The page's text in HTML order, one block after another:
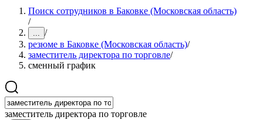
Поиск сотрудников в Баковке (Московская область)
/
... /
резюме в Баковке (Московская область)/
заместитель директора по торговле/
сменный график
заместитель директора по торговле